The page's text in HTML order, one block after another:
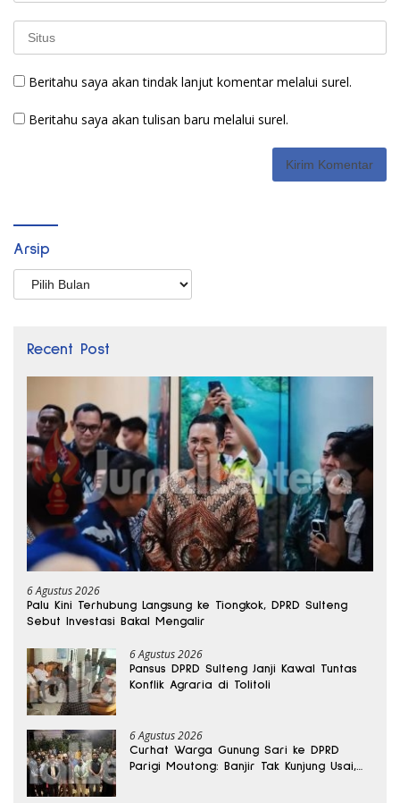
Beritahu saya akan tindak lanjut komentar melalui surel.
Beritahu saya akan tulisan baru melalui surel.
Arsip
Arsip
Recent Post
6 Agustus 2026
Palu Kini Terhubung Langsung ke Tiongkok, DPRD Sulteng
Sebut Investasi Bakal Mengalir
6 Agustus 2026
Pansus DPRD Sulteng Janji Kawal Tuntas
Konflik Agraria di Tolitoli
6 Agustus 2026
Curhat Warga Gunung Sari ke DPRD
Parigi Moutong: Banjir Tak Kunjung Usai,